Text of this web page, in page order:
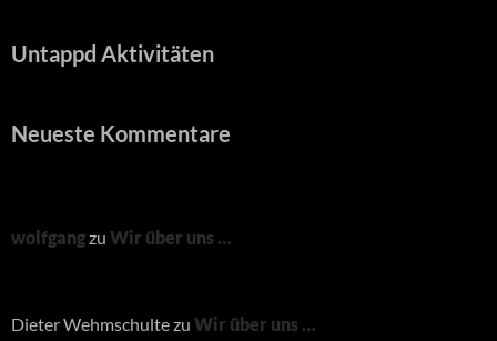
Untappd Aktivitäten
Neueste Kommentare
wolfgangzu Wir über uns …
Dieter Wehmschultezu Wir über uns …